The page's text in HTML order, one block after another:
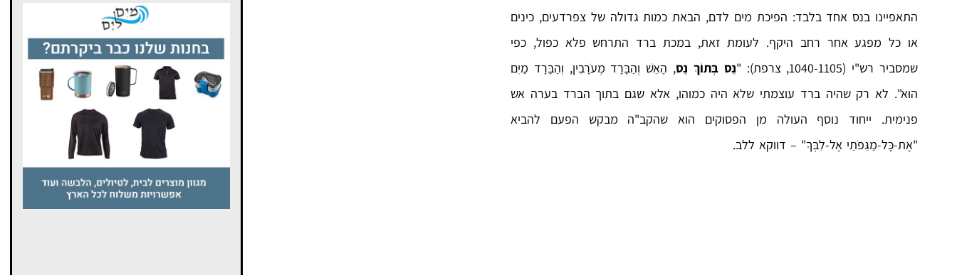
התאפיינו בנס אחד בלבד: הפיכת מים לדם, הבאת כמות גדולה של צפרדעים, כינים
או כל מפגע אחר רחב היקף. לעומת זאת, במכת ברד התרחש פלא כפול, כפי
שמסביר רש"י (1040-1105, צרפת): "
נֵס בְּתוֹךְ נֵס, הָאֵשׁ וְהַבָּרָד מְעֹרָבִין, וְהַבָּרָד מַיִם
הוּא". לא רק שהיה ברד עוצמתי שלא היה כמוהו, אלא שגם בתוך הברד בערה אש
פנימית. ייחוד נוסף העולה מן הפסוקים הוא שהקב"ה מבקש הפעם להביא
"אֶת-כָּל-מַגֵּפֹתַי אֶל-לִבְּךָ" – דווקא ללב.